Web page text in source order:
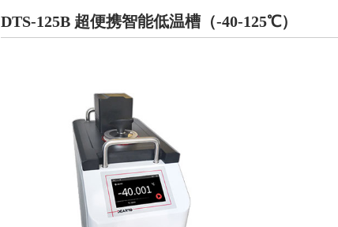
热电偶、热电阻自动检定系统
DTZ-02 群炉热电偶、热电阻自动检定系统
DTZ-TS 温度开关自动检定系统
DTZ-WK 电子扫描开关自动测试系统
DTZ-03 热电偶、热电阻同检系统
智能精密恒温槽
联系我们
DTS-125B 超便携智能低温槽（-40-125℃）